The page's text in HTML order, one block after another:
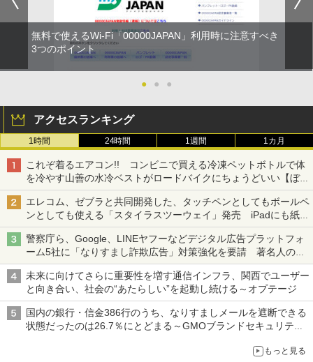
無料で使えるWi-Fi「00000JAPAN」利用時に注意すべき
3つのポイント
● ● ●
アクセスランキング
1時間 24時間 1週間 1カ月
これぞ着るエアコン!! コンビニで買える冷凍ペットボトルで体
を冷やす山善の水冷ベストがロードバイクにちょうどいい【ぼっ
ち・ざ・ろーど！その14】【空いた時間でなにしてる？】
エレコム、ゼブラと共同開発した、タッチペンとしてもボールペ
ンとしても使える「スタイラスツーウェイ」発売 iPadにも紙に
も、持ち替えずに書き込める
警察庁ら、Google、LINEヤフーなどデジタル広告プラットフォ
ーム5社に「なりすまし詐欺広告」対策強化を要請 著名人の写
真や映像を使った投資詐欺などへの対策として
未来に向けてさらに重要性を増す通信インフラ、関西でユーザー
と向き合い、社会の“あたらしい”を起動し続ける～オプテージ
国内の銀行・信金386行のうち、なりすましメールを遮断できる
状態だったのは26.7％にとどまる～GMOブランドセキュリティ
もっと見る